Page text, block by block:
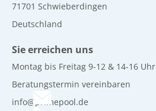
71701 Schwieberdingen
Deutschland
Sie erreichen uns
Montag bis Freitag 9-12 & 14-16 Uhr
Beratungstermin vereinbaren
info@primepool.de